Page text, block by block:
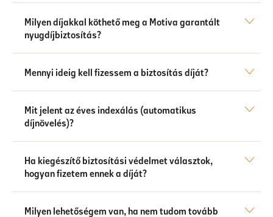
Milyen díjakkal köthető meg a Motiva garantált
nyugdíjbiztosítás?
Mennyi ideig kell fizessem a biztosítás díját?
Mit jelent az éves indexálás (automatikus
díjnövelés)?
Ha kiegészítő biztosítási védelmet választok,
hogyan fizetem ennek a díját?
Milyen lehetőségem van, ha nem tudom tovább